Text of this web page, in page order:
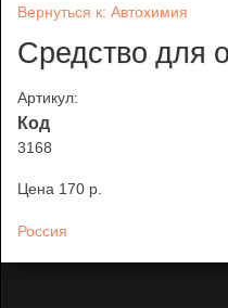
Вернуться к: Автохимия
Средство для
Артикул:
Код
3168
Цена 170 p.
Россия